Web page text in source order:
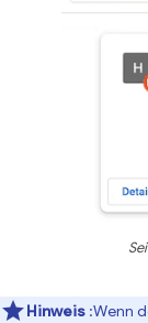
Hinweis :Wenn